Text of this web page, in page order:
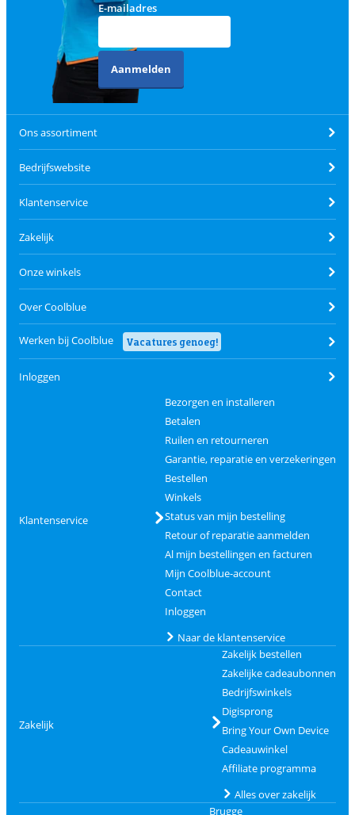
E-mailadres
Aanmelden
Ons assortiment
Bedrijfswebsite
Klantenservice
Zakelijk
Onze winkels
Over Coolblue
Werken bij Coolblue Vacatures genoeg!
Inloggen
Klantenservice
Bezorgen en installeren
Betalen
Ruilen en retourneren
Garantie, reparatie en verzekeringen
Bestellen
Winkels
Status van mijn bestelling
Retour of reparatie aanmelden
Al mijn bestellingen en facturen
Mijn Coolblue-account
Contact
Inloggen
Naar de klantenservice
Zakelijk
Zakelijk bestellen
Zakelijke cadeaubonnen
Bedrijfswinkels
Digisprong
Bring Your Own Device
Cadeauwinkel
Affiliate programma
Alles over zakelijk
Brugge